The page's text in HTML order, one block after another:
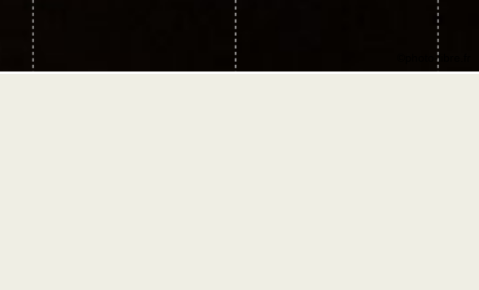
©photo-libre.fr